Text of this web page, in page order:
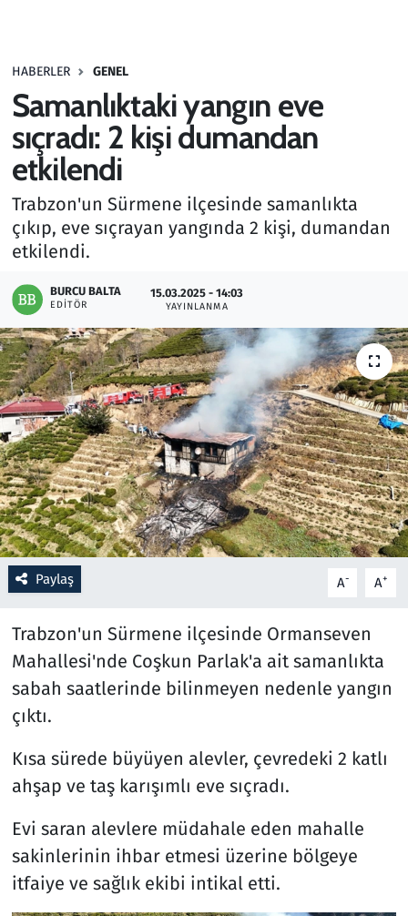
HABERLER GENEL
Samanlıktaki yangın eve
sıçradı: 2 kişi dumandan
etkilendi
Trabzon'un Sürmene ilçesinde samanlıkta
çıkıp, eve sıçrayan yangında 2 kişi, dumandan
etkilendi.
BURCU BALTA
EDITÖR
15.03.2025 - 14:03
YAYINLANMA
Paylaş A- A+
Trabzon'un Sürmene ilçesinde Ormanseven
Mahallesi'nde Coşkun Parlak'a ait samanlıkta
sabah saatlerinde bilinmeyen nedenle yangın
çıktı.
Kısa sürede büyüyen alevler, çevredeki 2 katlı
ahşap ve taş karışımlı eve sıçradı.
Evi saran alevlere müdahale eden mahalle
sakinlerinin ihbar etmesi üzerine bölgeye
itfaiye ve sağlık ekibi intikal etti.
Haber
Kültür Sanat
Kurumsal Haberler
Memur ve Kamu
Otomobil
Oyun
Ramazan
Resmi İlanlar
Rüya Tabirleri
Sağlık
Savunma Sanayi
Seçim 2023
Spor
Teknoloji ve Bilim
Televizyon